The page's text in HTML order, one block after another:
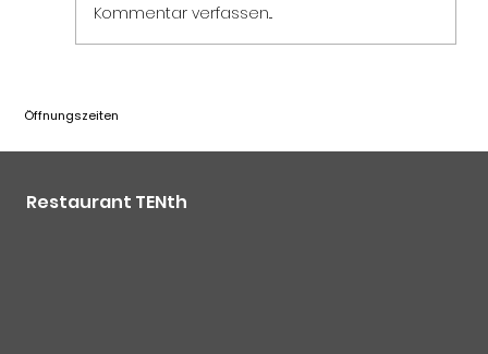
12. Mai 2026
Kommentar verfassen...
Öffnungszeiten
Restaurant TENth